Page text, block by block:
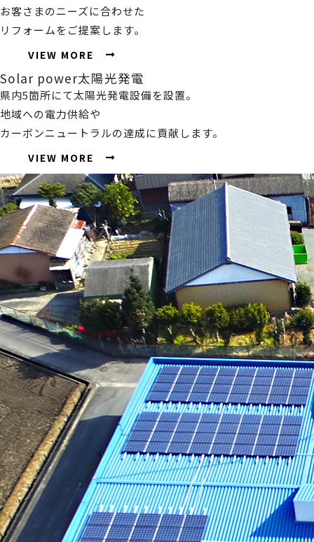
お客さまのニーズに合わせた
リフォームをご提案します。
VIEW MORE
Solar power太陽光発電
県内5箇所にて太陽光発電設備を設置。
地域への電力供給や
カーボンニュートラルの達成に貢献します。
VIEW MORE